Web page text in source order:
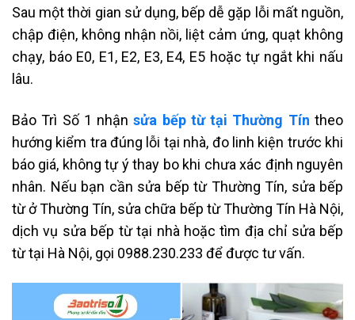
Sau một thời gian sử dụng, bếp dễ gặp lỗi mất nguồn,
chập điện, không nhận nồi, liệt cảm ứng, quạt không
chạy, báo E0, E1, E2, E3, E4, E5 hoặc tự ngắt khi nấu
lâu.
Bảo Trì Số 1 nhậnsửa bếp từ tại Thường Tín theo
hướng kiểm tra đúng lỗi tại nhà, đo linh kiện trước khi
báo giá, không tự ý thay bo khi chưa xác định nguyên
nhân. Nếu bạn cần sửa bếp từ Thường Tín, sửa bếp
từ ở Thường Tín, sửa chữa bếp từ Thường Tín Hà Nội,
dịch vụ sửa bếp từ tại nhà hoặc tìm địa chỉ sửa bếp
từ tại Hà Nội, gọi 0988.230.233 để được tư vấn.